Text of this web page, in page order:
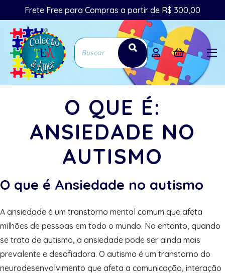
Frete Free para Compras a partir de R$ 300,00
O QUE É:
ANSIEDADE NO
AUTISMO
O que é Ansiedade no autismo
A ansiedade é um transtorno mental comum que afeta
milhões de pessoas em todo o mundo. No entanto, quando
se trata de autismo, a ansiedade pode ser ainda mais
prevalente e desafiadora. O autismo é um transtorno do
neurodesenvolvimento que afeta a comunicação, interação